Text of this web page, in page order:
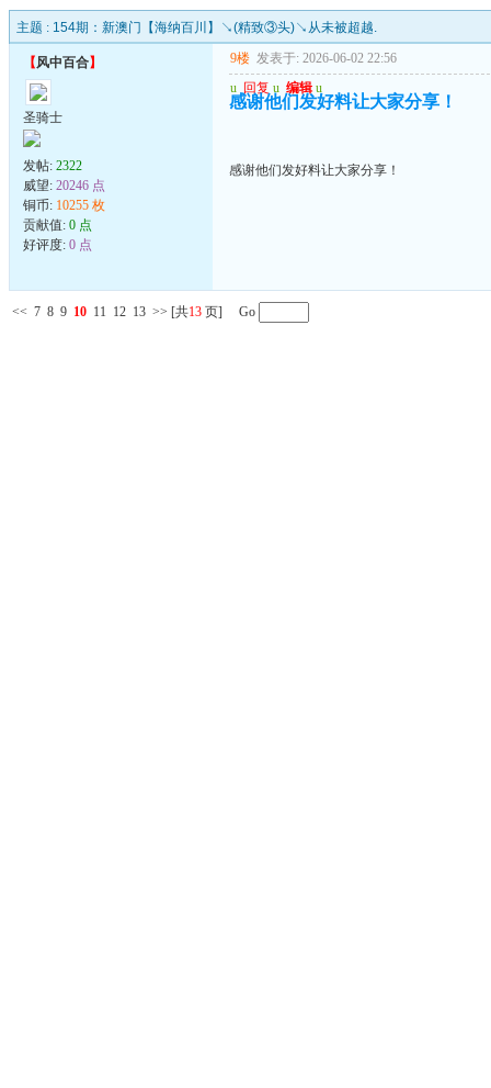
主题 : 154期：新澳门【海纳百川】↘(精致③头)↘从未被超越.
【风中百合】
圣骑士
发帖: 2322
威望: 20246 点
铜币: 10255 枚
贡献值: 0 点
好评度: 0 点
9楼 发表于: 2026-06-02 22:56
u 回复 u 编辑 u
感谢他们发好料让大家分享！
感谢他们发好料让大家分享！
<< 7 8 9 10 11 12 13 >> [共13 页] Go